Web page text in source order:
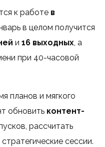
к работе в
в целом получится
и 16 выходных, а
при 40-часовой
планов и мягкого
обновить контент-
рассчитать
сессии.